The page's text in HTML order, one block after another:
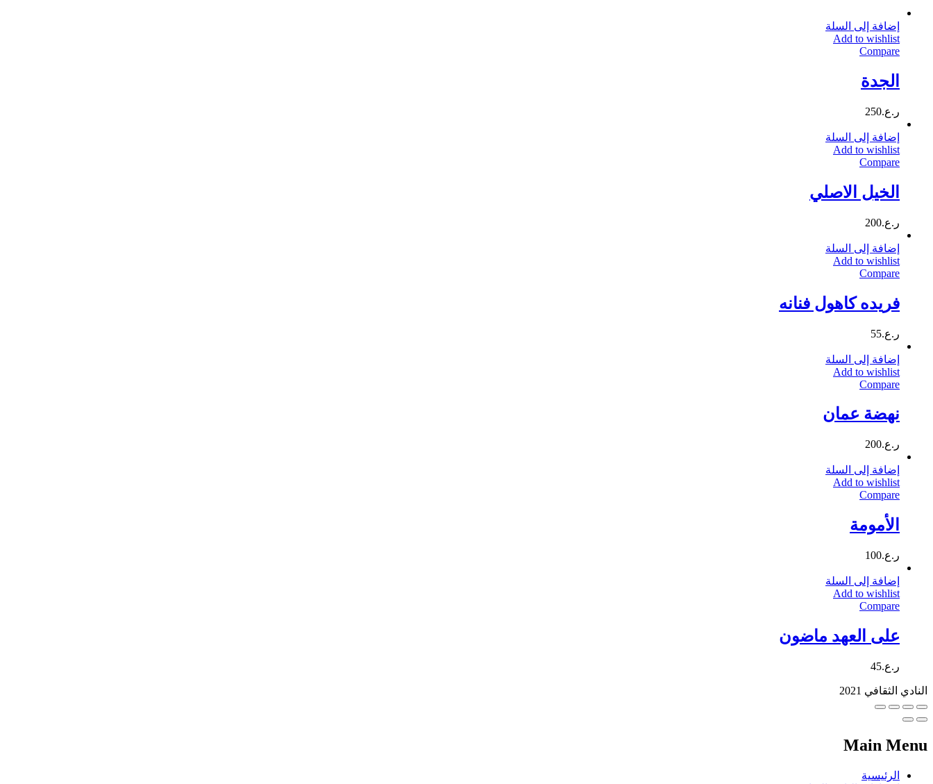
إضافة إلى السلة
Add to wishlist
Compare
الجدة
ر.ع.250
إضافة إلى السلة
Add to wishlist
Compare
الخيل الاصلي
ر.ع.200
إضافة إلى السلة
Add to wishlist
Compare
فريده كاهول فنانه
ر.ع.55
إضافة إلى السلة
Add to wishlist
Compare
نهضة عمان
ر.ع.200
إضافة إلى السلة
Add to wishlist
Compare
الأمومة
ر.ع.100
إضافة إلى السلة
Add to wishlist
Compare
على العهد ماضون
ر.ع.45
النادي الثقافي 2021
Main Menu
الرئيسية